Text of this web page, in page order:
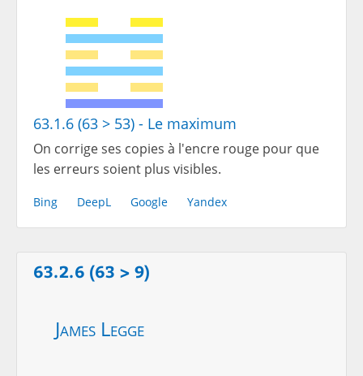
63.1.6 (63 > 53) - Le maximum
On corrige ses copies à l'encre rouge pour que
les erreurs soient plus visibles.
Bing DeepL Google Yandex
63.2.6 (63 > 9)
James Legge